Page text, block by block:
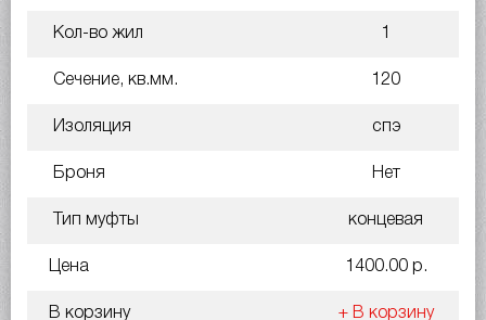
Кол-во жил 1
Сечение, кв.мм. 120
Изоляция спэ
Броня Нет
Тип муфты концевая
Цена 1400.00 р.
В корзину + В корзину